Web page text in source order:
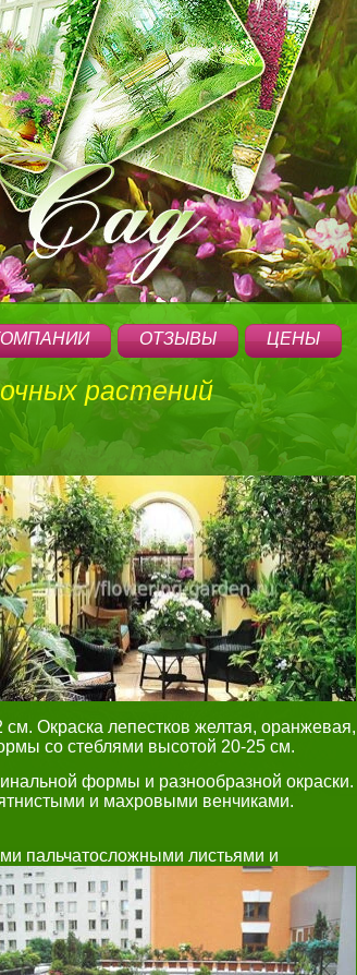
ОТЗЫВЫ ЦЕНЫ
растений
Окраска лепестков желтая, оранжевая,
со стеблями высотой 20-25 см.
формы и разнообразной окраски.
и махровыми венчиками.
пальчатосложными листьями и